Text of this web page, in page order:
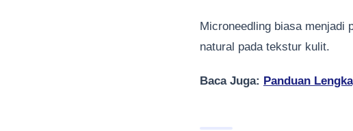
Microneedling biasa menjadi
natural pada tekstur kulit.
Baca Juga: Panduan